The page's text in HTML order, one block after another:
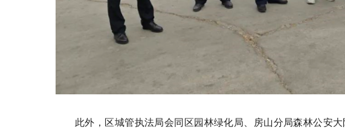
此外，区城管执法局会同区园林绿化局、房山分局森林公安